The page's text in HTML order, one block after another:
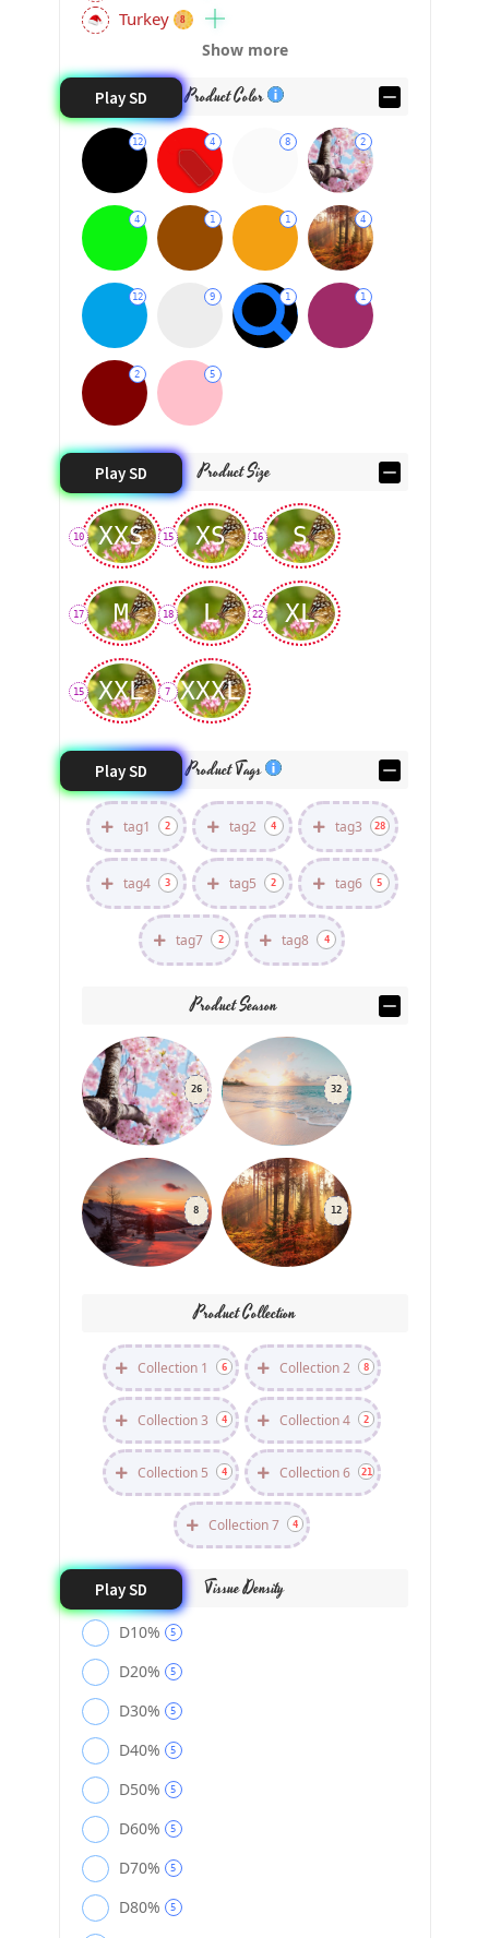
Turkey 8
Show more
Product Color
Play SD
12 4 8 2
4 1 1 4
12 9 1 1
2 5
Product Size
Play SD
XXS
10 XS
15 S
16
M
17 L
18 XL
22
XXL
15 XXXL
7
Product Tags
Play SD
tag1 2 tag2 4 tag3 28
tag4 3 tag5 2 tag6 5
tag7 2 tag8 4
Product Season
26 32
8 12
Product Collection
Collection 1 6 Collection 2 8
Collection 3 4 Collection 4 2
Collection 5 4 Collection 6 21
Collection 7 4
Tissue Density
Play SD
D10% 5
D20% 5
D30% 5
D40% 5
D50% 5
D60% 5
D70% 5
D80% 5